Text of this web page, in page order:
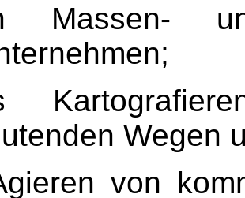
Wegen
von